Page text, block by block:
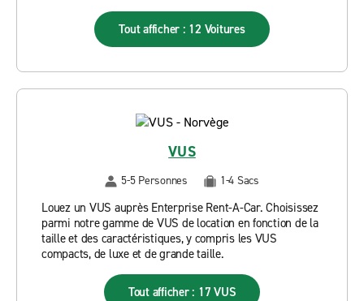
Tout afficher : 12 Voitures
VUS
5-5 Personnes 1-4 Sacs
Louez un VUS auprès Enterprise Rent-A-Car. Choisissez
parmi notre gamme de VUS de location en fonction de la
taille et des caractéristiques, y compris les VUS
compacts, de luxe et de grande taille.
Tout afficher : 17 VUS